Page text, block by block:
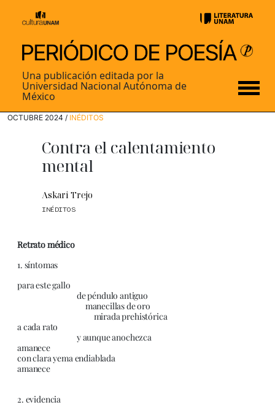
Una publicación editada por la
Universidad Nacional Autónoma de
México
OCTUBRE 2024 / INÉDITOS
Contra el calentamiento
mental
Askari Trejo
INÉDITOS
Retrato médico
1. síntomas
para este gallo
de péndulo antiguo
manecillas de oro
mirada prehistórica
a cada rato
y aunque anochezca
amanece
con clara yema endiablada
amanece
2. evidencia